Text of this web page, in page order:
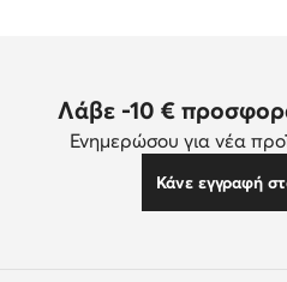
Λάβε -10 €
Ενημερώσου για νέα
Κάνε εγγραφή